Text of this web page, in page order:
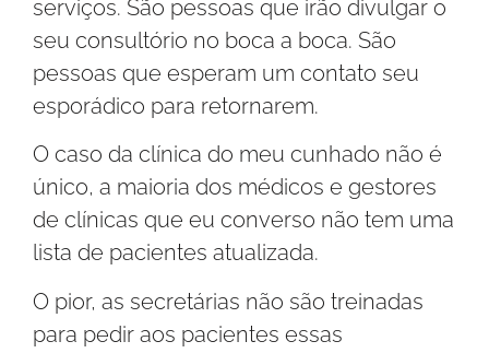
serviços. São pessoas que irão divulgar o
seu consultório no boca a boca. São
pessoas que esperam um contato seu
esporádico para retornarem.
O caso da clínica do meu cunhado não é
único, a maioria dos médicos e gestores
de clínicas que eu converso não tem uma
lista de pacientes atualizada.
O pior, as secretárias não são treinadas
para pedir aos pacientes essas